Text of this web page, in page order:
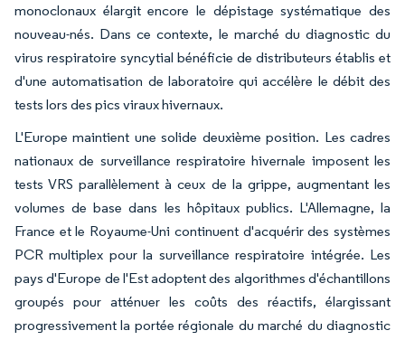
monoclonaux élargit encore le dépistage systématique des
nouveau-nés. Dans ce contexte, le marché du diagnostic du
virus respiratoire syncytial bénéficie de distributeurs établis et
d'une automatisation de laboratoire qui accélère le débit des
tests lors des pics viraux hivernaux.
L'Europe maintient une solide deuxième position. Les cadres
nationaux de surveillance respiratoire hivernale imposent les
tests VRS parallèlement à ceux de la grippe, augmentant les
volumes de base dans les hôpitaux publics. L'Allemagne, la
France et le Royaume-Uni continuent d'acquérir des systèmes
PCR multiplex pour la surveillance respiratoire intégrée. Les
pays d'Europe de l'Est adoptent des algorithmes d'échantillons
groupés pour atténuer les coûts des réactifs, élargissant
progressivement la portée régionale du marché du diagnostic